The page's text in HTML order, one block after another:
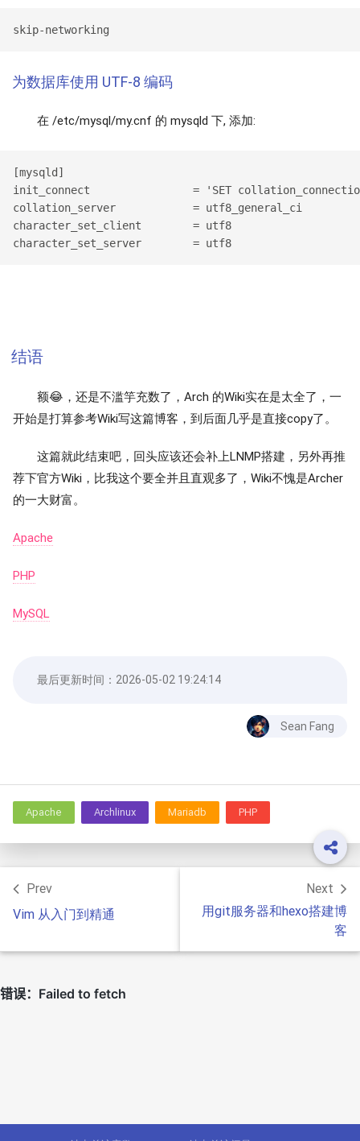
为数据库使用 UTF-8 编码
在 /etc/mysql/my.cnf 的 mysqld 下, 添加:
[mysqld]
init_connect                = 'SET collation_connection
collation_server            = utf8_general_ci
character_set_client        = utf8
结语
额😂，还是不滥竽充数了，Arch 的Wiki实在是太全了，一
开始是打算参考Wiki写这篇博客，到后面几乎是直接copy了。
这篇就此结束吧，回头应该还会补上LNMP搭建，另外再推
荐下官方Wiki，比我这个要全并且直观多了，Wiki不愧是Archer
的一大财富。
Apache
PHP
MySQL
最后更新时间： 2026-05-02 19:24:14
Sean Fang
Apache Archlinux Mariadb PHP
Prev
Vim 从入门到精通
Next
用git服务器和hexo搭建博
客